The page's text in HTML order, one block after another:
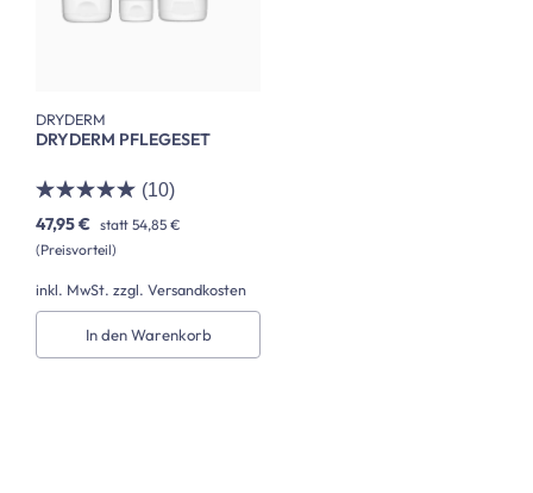
DRYDERM
DRYDERM PFLEGESET
(10)
47,95 € statt 54,85 €
(Preisvorteil)
inkl. MwSt. zzgl. Versandkosten
In den Warenkorb